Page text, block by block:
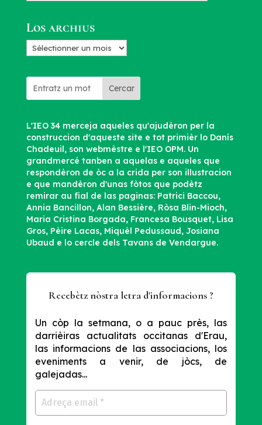
Los archius
Los
Cercar
L'IEO 34 merceja aqueles qu'ajudèron per la
construccion d'aqueste site e tot primièr lo Danís
Chadeuil, son webmèstre e l'IEO OPM. Un
grandmercé tanben a aquelas e aqueles que
respondèron de òc a la crida per son illustracion
e que mandèron d'unas fòtos que podètz
remirar au fial de las paginas: Patrici Baccou,
Annia Bancillon, Alan Bessière, Ròsa Blin-Mioch,
Maria Cristina Borgada, Francesa Bousquet, Lisa
Gros, Pèire Lacas, Miquèl Pedussaud, Josiana
Ubaud e lo cercle dels Tavans de Vendargue.
Recebètz nòstra letra d'informacions ?
Un còp la setmana, o a pauc près, las
darrièiras actualitats occitanas d'Erau,
las informacions de las associacions, los
eveniments a venir, de jòcs, de
galejadas...